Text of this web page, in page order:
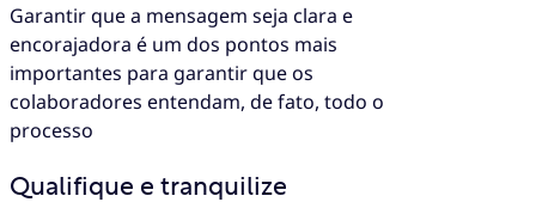
Garantir que a mensagem seja clara e
encorajadora é um dos pontos mais
importantes para garantir que os
colaboradores entendam, de fato, todo o
processo
Qualifique e tranquilize